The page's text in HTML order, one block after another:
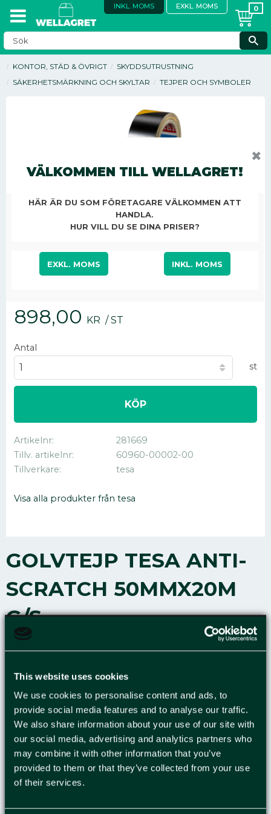
This website uses cookies
We use cookies to personalise content and ads, to
provide social media features and to analyse our traffic.
We also share information about your use of our site with
our social media, advertising and analytics partners who
may combine it with other information that you’ve
provided to them or that they’ve collected from your use
of their services.
INKL. MOMS EXKL. MOMS
KONTOR, STÄD & ÖVRIGT
SKYDDSUTRUSTNING
SÄKERHETSMÄRKNING OCH SKYLTAR
TEJPER OCH SYMBOLER
898,00 KR /ST
Antal
st
KÖP
Artikelnr
281669
Tillv. artikelnr
60960-00002-00
Tillverkare
tesa
Visa alla produkter från tesa
GOLVTEJP TESA ANTI-
SCRATCH 50MMX20M
G/S
tesa 60960 Anti-Scratch PET golvmärkningstejp
och hållbar golvmärkning samt varningsändamål.
Den nötningsbeständiga, robusta och elastiska
märkningstejpen kombinerar ett skyddande PET-
toppskikt, starka märkningsfärger och ett
syntetiskt gummihäftämne. Det skyddande PET-
toppskiktet förbättrar tejpens motståndskraft
mot repor, smuts, nötning och kemikalier och
garanterar lång livslängd och permanent starka
VÄLKOMMEN TILL WELLAGRET!
HÄR ÄR DU SOM FÖRETAGARE VÄLKOMMEN ATT
HANDLA.
HUR VILL DU SE DINA PRISER?
EXKL. MOMS INKL. MOMS
✖